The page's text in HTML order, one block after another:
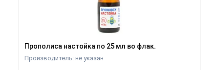
Прополиса настойка по 25 мл во флак.
Производитель: не указан